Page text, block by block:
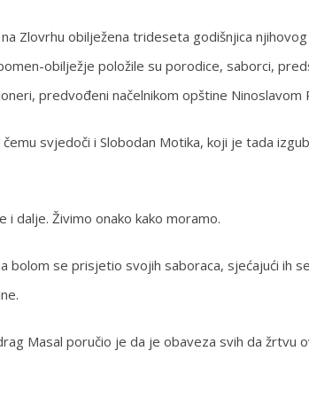
Zlovrhu obilježena trideseta godišnjica
obilježje položile su porodice, saborci,
predvođeni načelnikom opštine Ninoslavom
svjedoči i Slobodan Motika, koji je tada
dalje. Živimo onako kako moramo.
bolom se prisjetio svojih saboraca, sjećajući ih
Masal poručio je da je obaveza svih da žrtvu